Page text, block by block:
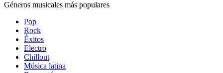
Géneros musicales más populares
Pop
Rock
Éxitos
Electro
Chillout
Música latina